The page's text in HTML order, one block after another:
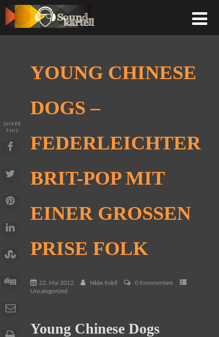
YOUNG CHINESE
DOGS –
FEDERLEICHTER
BRIT-POP MIT
EINER GROSSEN P
RISE FOLK
22. Mai 2012 Niklas Kolell
0 Kommentare
Uncategorized
SHARE
THIS
Young Chinese Dogs